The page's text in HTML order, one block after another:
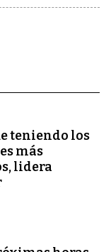
teniendo los
más
lidera